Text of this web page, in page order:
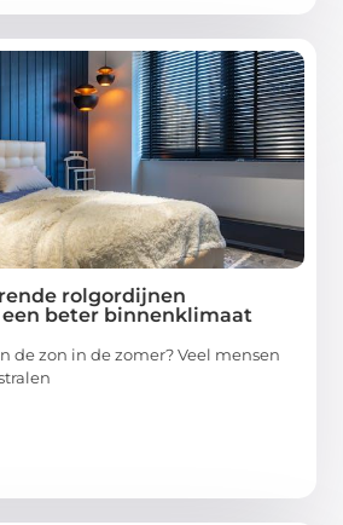
rolgordijnen
beter binnenklimaat
de zon in de zomer? Veel mensen